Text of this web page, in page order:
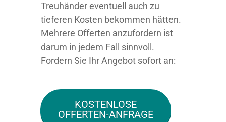
Treuhänder eventuell auch zu
tieferen Kosten bekommen hätten.
Mehrere Offerten anzufordern ist
darum in jedem Fall sinnvoll.
Fordern Sie Ihr Angebot sofort an:
KOSTENLOSE
OFFERTEN-ANFRAGE